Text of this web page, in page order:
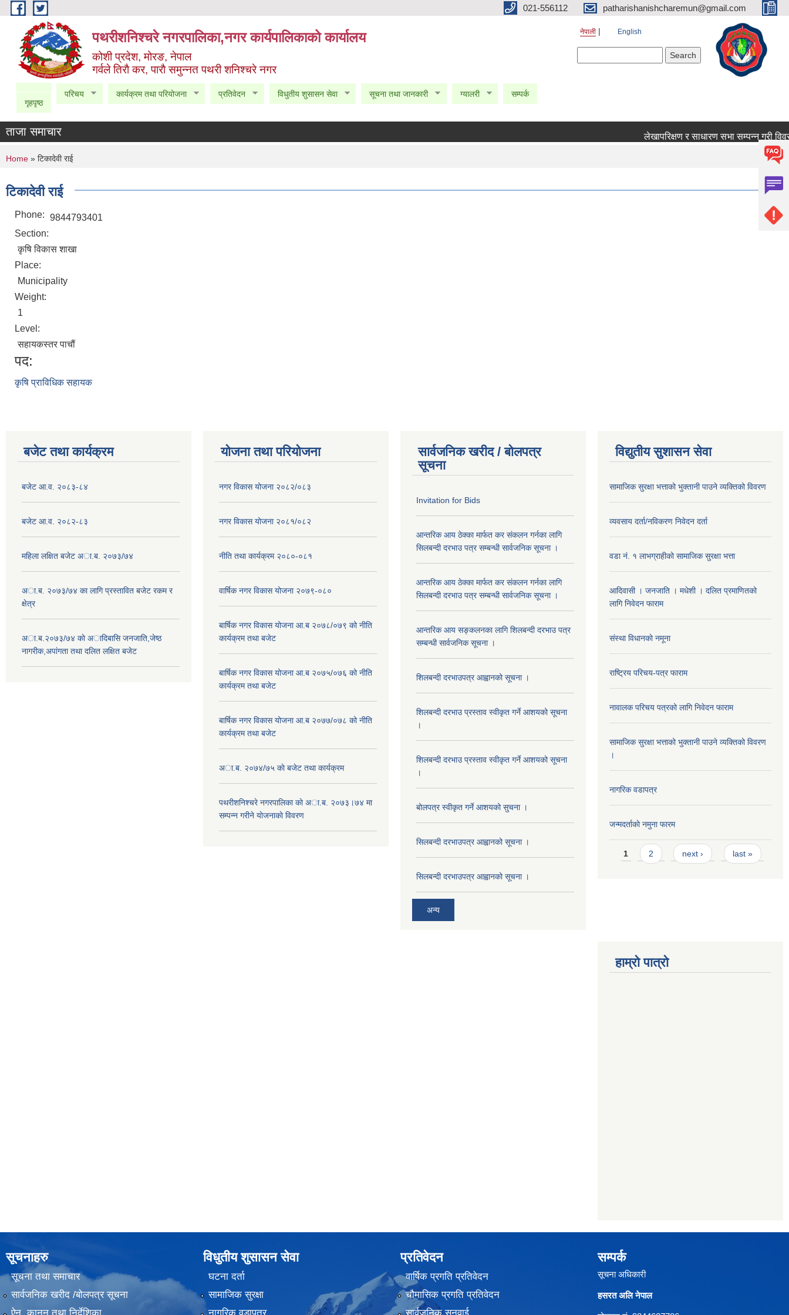
Skip to main content 021-556112 patharishanishcharemun@gmail.com
पथरीशनिश्चरे नगरपालिका,नगर कार्यपालिकाको कार्यालय
कोशी प्रदेश, मोरङ, नेपाल
गर्वले तिराै कर, पाराै समुन्नत पथरी शनिश्चरे नगर
नेपाली English
गृहपृष्ठ
परिचय कार्यक्रम तथा परियोजना प्रतिवेदन विधुतीय शुसासन सेवा सूचना तथा जानकारी ग्यालरी सम्पर्क
ताजा समाचार लेखापरिक्षण र साधारण सभा सम्पन्न गरी विवरण
You are here
Home » टिकादेवी राई
टिकादेवी राई
Phone: 9844793401
Section:
कृषि विकास शाखा
Place:
Municipality
Weight:
1
Level:
सहायकस्तर पाचौं
पद:
कृषि प्राविधिक सहायक
बजेट तथा कार्यक्रम
बजेट आ.व. २०८३-८४
बजेट आ.व. २०८२-८३
महिला लक्षित बजेट अा.ब. २०७३/७४
अा.ब. २०७३/७४ का लागि प्रस्तावित बजेट रकम र
क्षेत्र
अा.ब.२०७३/७४ काे अादिबासि जनजाति,जेष्ठ
नागरीक,अपांगता तथा दलित लक्षित बजेट
योजना तथा परियोजना
नगर विकास योजना २०८२/०८३
नगर विकास योजना २०८१/०८२
नीति तथा कार्यक्रम २०८०-०८१
वार्षिक नगर विकास योजना २०७९-०८०
बार्षिक नगर विकास योजना आ.ब २०७८/०७९ को नीति
कार्यक्रम तथा बजेट
बार्षिक नगर विकास योजना आ.ब २०७५/०७६ को नीति
कार्यक्रम तथा बजेट
बार्षिक नगर विकास योजना आ.ब २०७७/०७८ को नीति
कार्यक्रम तथा बजेट
अा.ब. २०७४/७५ काे बजेट तथा कार्यक्रम
पथरीशनिश्चरे नगरपालिका काे अा.ब. २०७३।७४ मा
सम्पन्न गरीने याेजनाकाे विवरण
सार्वजनिक खरीद / बोलपत्र
सूचना
Invitation for Bids
आन्तरिक आय ठेक्का मार्फत कर संकलन गर्नका लागि
सिलबन्दी दरभाउ पत्र सम्बन्धी सार्वजनिक सूचना ।
आन्तरिक आय ठेक्का मार्फत कर संकलन गर्नका लागि
सिलबन्दी दरभाउ पत्र सम्बन्धी सार्वजनिक सूचना ।
आन्तरिक आय सङ्कलनका लागि शिलबन्दी दरभाउ पत्र
सम्बन्धी सार्वजनिक सूचना ।
शिलबन्दी दरभाउपत्र आह्वानको सूचना ।
शिलबन्दी दरभाउ प्रस्ताव स्वीकृत गर्ने आशयको सूचना
।
शिलबन्दी दरभाउ प्रस्ताव स्वीकृत गर्ने आशयको सूचना
।
बोलपत्र स्वीकृत गर्ने आशयको सुचना ।
सिलबन्दी दरभाउपत्र आह्वानको सूचना ।
सिलबन्दी दरभाउपत्र आह्वानको सूचना ।
अन्य
विद्युतीय सुशासन सेवा
सामाजिक सुरक्षा भत्ताको भुक्तानी पाउने व्यक्तिको विवरण
व्यवसाय दर्ता/नविकरण निवेदन दर्ता
वडा नं. १ लाभग्राहीको सामाजिक सुरक्षा भत्ता
आदिवासी । जनजाति । मधेशी । दलित प्रमाणितको
लागि निवेदन फाराम
संस्था विधानकाे नमूना
राष्ट्रिय परिचय-पत्र फाराम
नावालक परिचय पत्रको लागि निवेदन फाराम
सामाजिक सुरक्षा भत्ताको भुक्तानी पाउने व्यक्तिको विवरण
।
नागरिक वडापत्र
जन्मदर्ताकाे नमुना फारम
Pages
1 2 next › last »
हाम्रो पात्रो
सूचनाहरु
सूचना तथा समाचार
सार्वजनिक खरीद /बोलपत्र सूचना
विधुतीय शुसासन सेवा
घटना दर्ता
सामाजिक सुरक्षा
प्रतिवेदन
वार्षिक प्रगति प्रतिवेदन
चौमासिक प्रगति प्रतिवेदन
सम्पर्क
सूचना अधिकारी
हसरत अलि नेपाल